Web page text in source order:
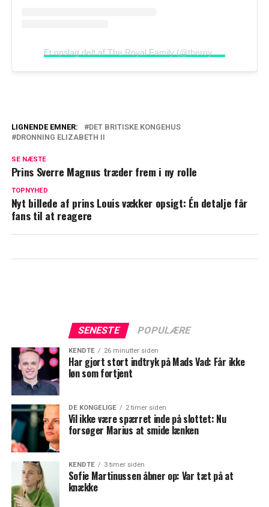
Prinsesse Anne: Hylder sin mor gennem
Nu rammer Andrew-sagen toppen af
LIGNENDE EMNER:
DET BRITISKE KONGEHUS
DRONNING ELIZABETH II
SE NÆSTE
Prins Sverre Magnus træder frem i ny rolle
TOPNYHED
Nyt billede af prins Louis vækker opsigt: Én detalje får
fans til at reagere
SENESTE POPULÆRE
KENDTE 26 minutter siden
Har gjort stort indtryk på Mads Vad: Får ikke
løn som fortjent
DE KONGELIGE 2 timer siden
Vil ikke være spærret inde på slottet: Nu
forsøger Marius at smide lænken
KENDTE 3 timer siden
Sofie Martinussen åbner op: Var tæt på at
knække